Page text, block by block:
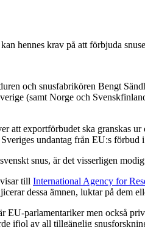
hennes krav på att förbjuda
och snusfabrikören Bengt
(samt Norge och
att exportförbudet ska granskas
undantag från EU:s förbud
snus, är det visserligen
till International Agency for
dessa ämnen, luktar på dem
EU-parlamentariker men också
ifjol av all tillgänglig